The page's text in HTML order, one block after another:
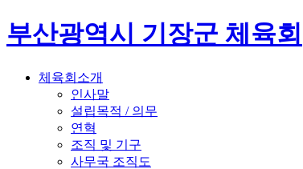
부산광역시 기장군 체육회
체육회소개
인사말
설립목적 / 의무
연혁
조직 및 기구
사무국 조직도